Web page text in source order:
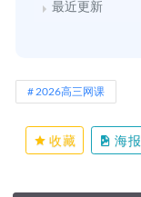
最近更新
2026高三网课
收藏 海报